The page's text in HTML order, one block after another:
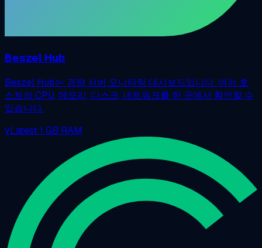
Beszel Hub
Beszel Hub는 경량 서버 모니터링 대시보드입니다. 여러 호
스트의 CPU, 메모리, 디스크, 네트워크를 한 곳에서 확인할 수
있습니다.
vLatest1 GB RAM